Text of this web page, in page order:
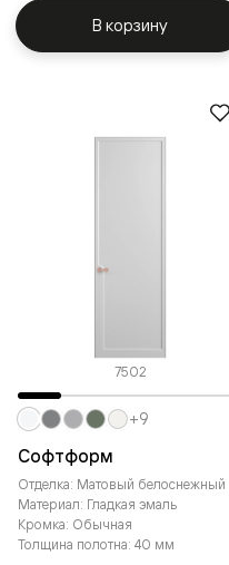
В корзину
7502
Софтформ
Отделка: Матовый белоснежный
Материал: Гладкая эмаль
Кромка: Обычная
Толщина полотна: 40 мм
+9